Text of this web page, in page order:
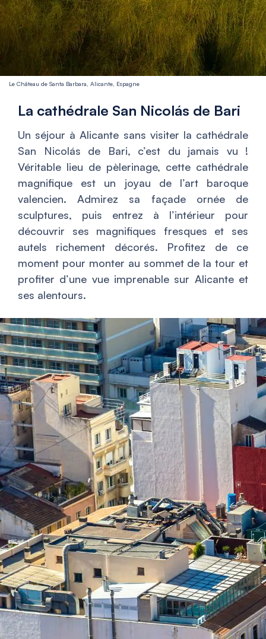
Le Château de Santa Barbara, Alicante, Espagne
La cathédrale San Nicolás de Bari
Un séjour à Alicante sans visiter la cathédrale
San Nicolás de Bari, c’est du jamais vu !
Véritable lieu de pèlerinage, cette cathédrale
magnifique est un joyau de l’art baroque
valencien. Admirez sa façade ornée de
sculptures, puis entrez à l’intérieur pour
découvrir ses magnifiques fresques et ses
autels richement décorés. Profitez de ce
moment pour monter au sommet de la tour et
profiter d’une vue imprenable sur Alicante et
ses alentours.